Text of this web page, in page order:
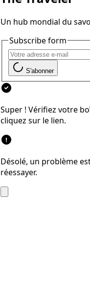
affluence.
Un hub mondial du
Subscribe form
S'abonner
Super ! Vérifiez votre
cliquez sur le lien.
Désolé, un problème
réessayer.